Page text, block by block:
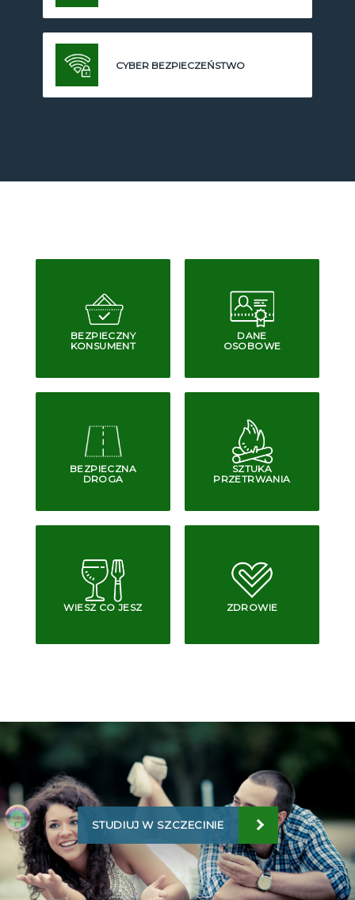
CYBER BEZPIECZEŃSTWO
BEZPIECZNY
KONSUMENT
DANE
OSOBOWE
BEZPIECZNA
DROGA
SZTUKA
PRZETRWANIA
WIESZ CO JESZ ZDROWIE
STUDIUJ W SZCZECINIE